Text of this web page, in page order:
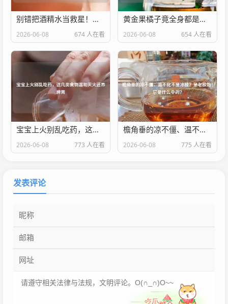
别错把酒精水当救星！真正控油缩毛孔不烂脸的收敛水，是这种肌肤调节器
2026-06-08 674 人在看
黄金果橘子竟全身都是宝！这6大功效不可不知
2026-06-08 654 人在看
宝宝上火别乱吃药，这几类食物温和灭火还养脾胃
2026-06-08 773 人在看
檐角垂的凉不僵、温不化不是冰棱？是老胶饴！它是什么中药？
2026-06-08 775 人在看
发表评论